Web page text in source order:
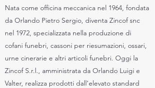
Nata come officina meccanica nel 1964, fondata
da Orlando Pietro Sergio, diventa Zincof snc
nel 1972, specializzata nella produzione di
cofani funebri, cassoni per riesumazioni, ossari,
urne cinerarie e altri articoli funebri. Oggi la
Zincof S.r.l., amministrata da Orlando Luigi e
Valter, realizza prodotti dall’elevato standard